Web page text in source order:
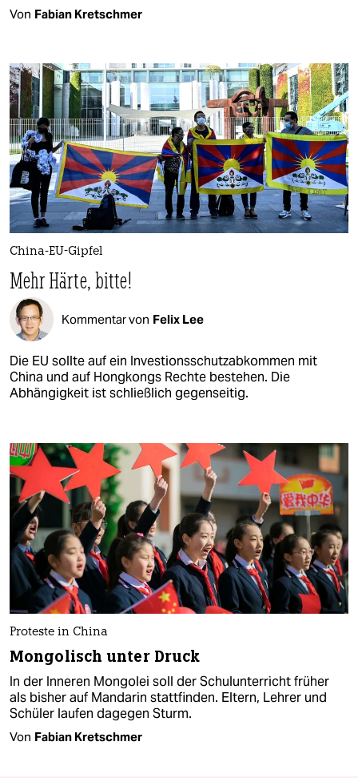
Von Fabian Kretschmer
China-EU-Gipfel
Mehr Härte, bitte!
Kommentar von Felix Lee
Die EU sollte auf ein Investionsschutzabkommen mit
China und auf Hongkongs Rechte bestehen. Die
Abhängigkeit ist schließlich gegenseitig.
Proteste in China
Mongolisch unter Druck
In der Inneren Mongolei soll der Schulunterricht früher
als bisher auf Mandarin stattfinden. Eltern, Lehrer und
Schüler laufen dagegen Sturm.
Von Fabian Kretschmer